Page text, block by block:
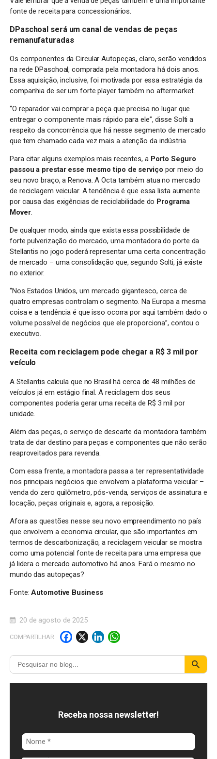
fonte de receita para concessionários.
DPaschoal será um canal de vendas de peças
remanufaturadas
Os componentes da Circular Autopeças, claro, serão vendidos
na rede DPaschoal, comprada pela montadora há dois anos.
Essa aquisição, inclusive, foi motivada por essa estratégia da
companhia de ser um forte player também no aftermarket.
“O reparador vai comprar a peça que precisa no lugar que
entregar o componente mais rápido para ele”, disse Solti a
respeito da concorrência que há nesse segmento de mercado
que tem chamado cada vez mais a atenção da indústria.
Para citar alguns exemplos mais recentes, a Porto Seguro
passou a prestar esse mesmo tipo de serviço por meio do
seu novo braço, a Renova. A Octa também atua no mercado
de reciclagem veicular. A tendência é que essa lista aumente
por causa das exigências de reciclabilidade do Programa
Mover.
De qualquer modo, ainda que exista essa possibilidade de
forte pulverização do mercado, uma montadora do porte da
Stellantis no jogo poderá representar uma certa concentração
de mercado – uma consolidação que, segundo Solti, já existe
no exterior.
“Nos Estados Unidos, um mercado gigantesco, cerca de
quatro empresas controlam o segmento. Na Europa a mesma
coisa e a tendência é que isso ocorra por aqui também dado o
volume possível de negócios que ele proporciona”, contou o
executivo.
Receita com reciclagem pode chegar a R$ 3 mil por
veículo
A Stellantis calcula que no Brasil há cerca de 48 milhões de
veículos já em estágio final. A reciclagem dos seus
componentes poderia gerar uma receita de R$ 3 mil por
unidade.
Além das peças, o serviço de descarte da montadora também
trata de dar destino para peças e componentes que não serão
reaproveitados para revenda.
Com essa frente, a montadora passa a ter representatividade
nos principais negócios que envolvem a plataforma veicular –
venda do zero quilômetro, pós-venda, serviços de assinatura e
locação, peças originais e, agora, a reposição.
Afora as questões nesse seu novo empreendimento no país
que envolvem a economia circular, que são importantes em
termos de descarbonização, a reciclagem veicular se mostra
como uma potencial fonte de receita para uma empresa que
já lidera o mercado automotivo há anos. Fará o mesmo no
mundo das autopeças?
Fonte:Automotive Business
20 de agosto de 2025
COMPARTILHAR
F
a
c
e
o
o
k
X Li
n
k
e
I
n
W
h
a
t
A
p
p
Receba nossa newsletter!